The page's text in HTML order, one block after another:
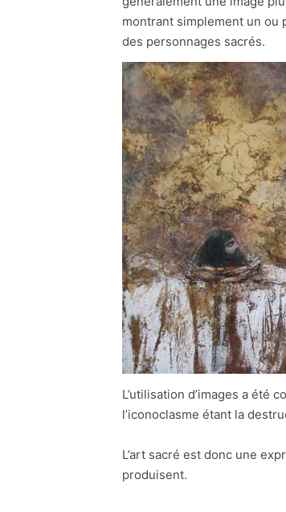
montrant simplement un ou
des personnages sacrés.
L’utilisation d’images a été
l’iconoclasme étant la
L’art sacré est donc une
produisent.